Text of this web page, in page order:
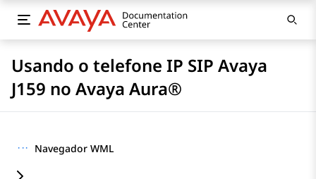
Usando o telefone IP SIP Avaya
J159 no Avaya Aura®
··· Navegador WML